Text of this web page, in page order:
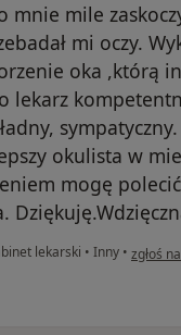
mnie mile
mi oczy.
oka ,którą
lekarz
okulista w
mogę
lekarski • Inny • w opinii
zgłoś